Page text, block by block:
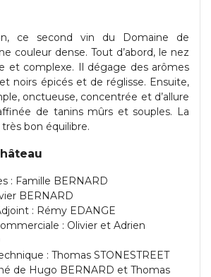
ce second vin du Domaine de
couleur dense. Tout d’abord, le nez
et complexe. Il dégage des arômes
noirs épicés et de réglisse. Ensuite,
onctueuse, concentrée et d’allure
de tanins mûrs et souples. La
bon équilibre.
: Famille BERNARD
BERNARD
: Rémy EDANGE
: Olivier et Adrien
: Thomas STONESTREET
de Hugo BERNARD et Thomas